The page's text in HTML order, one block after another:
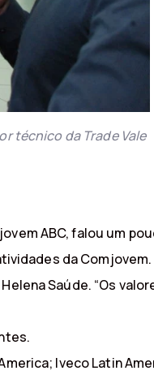
técnico da Trade Vale
ABC, falou um
da Comjovem.
Saúde. “Os
Iveco Latin